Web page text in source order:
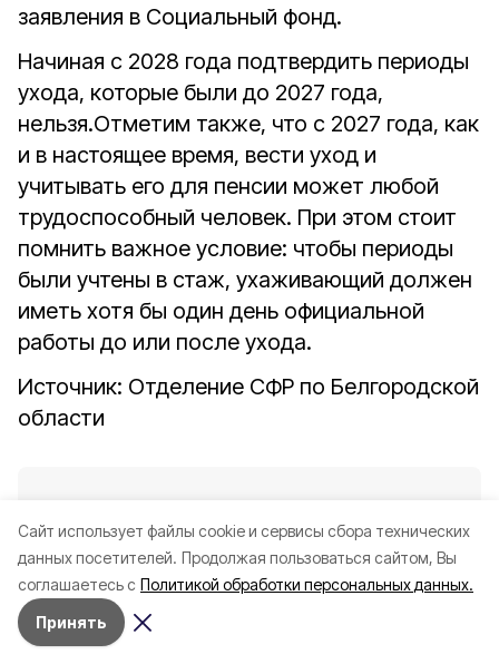
Cайт использует файлы cookie и сервисы сбора технических
данных посетителей. Продолжая пользоваться сайтом, Вы
соглашаетесь с Политикой обработки персональных данных.
Принять
заявления в Социальный фонд.
Начиная с 2028 года подтвердить периоды
ухода, которые были до 2027 года,
нельзя.Отметим также, что с 2027 года, как
и в настоящее время, вести уход и
учитывать его для пенсии может любой
трудоспособный человек. При этом стоит
помнить важное условие: чтобы периоды
были учтены в стаж, ухаживающий должен
иметь хотя бы один день официальной
работы до или после ухода.
Источник: Отделение СФР по Белгородской
области
Выделите ее и нажмите на ссылку